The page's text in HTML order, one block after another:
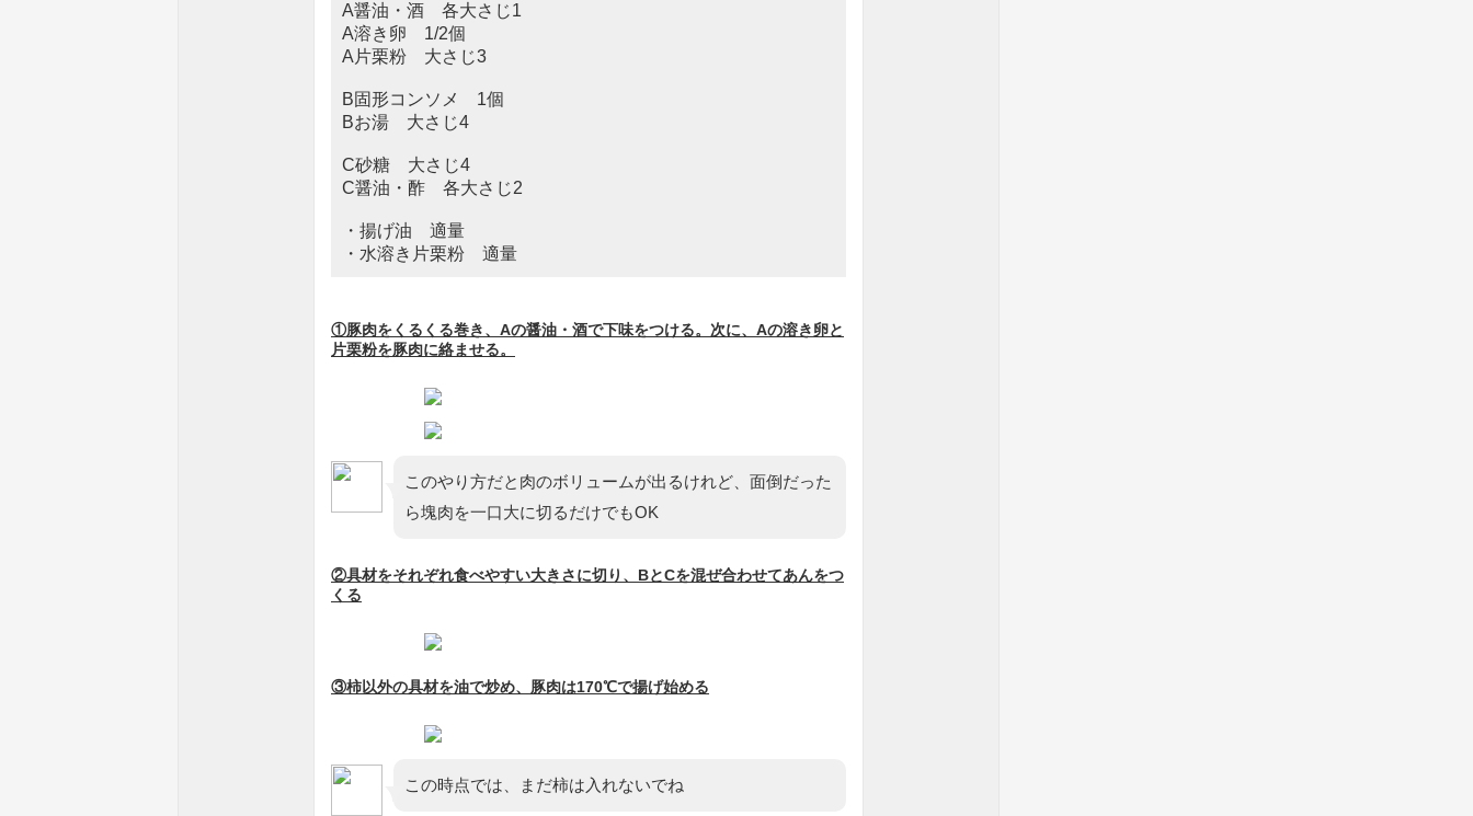
A醤油・酒 各大さじ1
A溶き卵 1/2個
A片栗粉 大さじ3
B固形コンソメ 1個
Bお湯 大さじ4
C砂糖 大さじ4
C醤油・酢 各大さじ2
・揚げ油 適量
・水溶き片栗粉 適量
①豚肉をくるくる巻き、Aの醤油・酒で下味をつける。次に、Aの溶き卵と
片栗粉を豚肉に絡ませる。
このやり方だと肉のボリュームが出るけれど、面倒だった
ら塊肉を一口大に切るだけでもOK
②具材をそれぞれ食べやすい大きさに切り、BとCを混ぜ合わせてあんをつ
くる
③柿以外の具材を油で炒め、豚肉は170℃で揚げ始める
この時点では、まだ柿は入れないでね